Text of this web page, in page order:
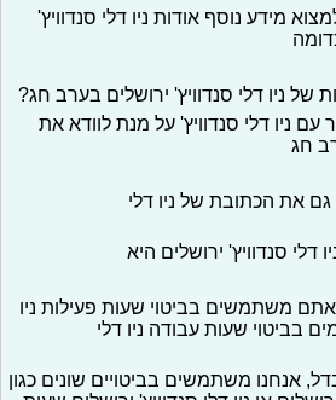
מידע נוסף אודות ניו דלי סנדוויץ'
של ניו דלי סנדוויץ' ירושלים בערב חג?
עם ניו דלי סנדוויץ' על מנת לוודא את
חג
את הכתובת של ניו דלי
דלי סנדוויץ' ירושלים היא
משתמשים בביטוי שעות פעילות ניו
בביטוי שעות עבודה ניו דלי
אנחנו משתמשים בביטויים שונים כגון